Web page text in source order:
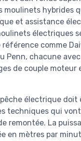
moulinets hybrides
et assistance
électriques
référence comme
Penn, chacune
de couple moteur
électrique doit
techniques qui
remontée. La
en mètres par